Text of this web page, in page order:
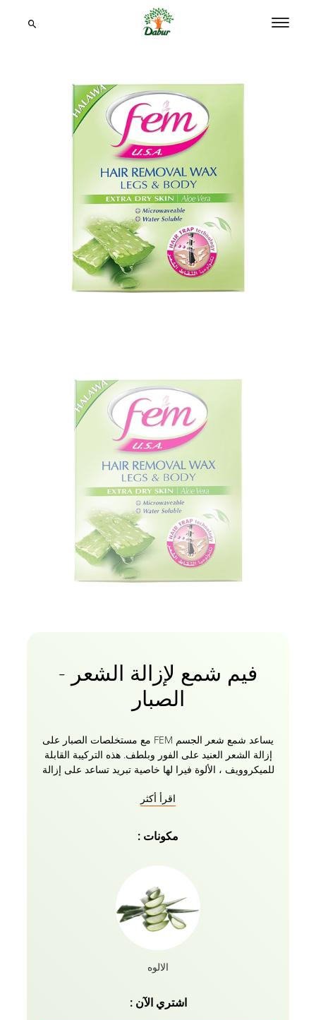
فيم شمع لإزالة الشعر -
الصبار
يساعد شمع شعر الجسم FEM مع مستخلصات الصبار على
إزالة الشعر العنيد على الفور وبلطف. هذه التركيبة القابلة
للميكروويف ، الألوة فيرا لها خاصية تبريد تساعد على إزالة
للميكروويف والقابل للذوبان في الماء ويغسل في الماء ،
للنساء بشريط شمعي أو قطعة قماش لتحقيق إزالة الشعر
في المنزل. حان الوقت للترحيب ببشرتك الخالية من
اقرأ أكثر
مكونات :
الالوه
اشتري الآن :